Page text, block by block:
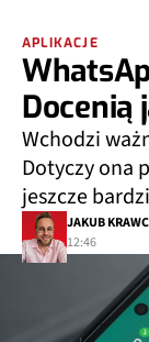
APLIKACJE
Docenią
Wchodzi
Dotyczy ona
jeszcze
JAKUB
12:46